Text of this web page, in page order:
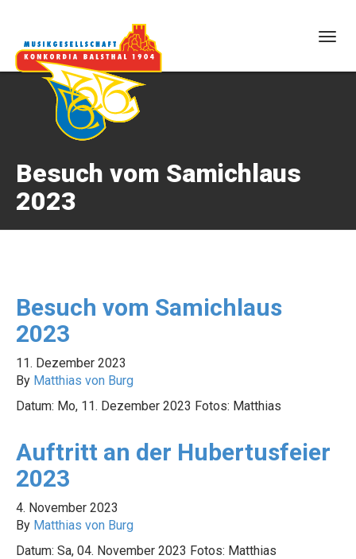
Besuch vom Samichlaus
2023
Besuch vom Samichlaus
2023
11. Dezember 2023
By Matthias von Burg
Datum: Mo, 11. Dezember 2023 Fotos: Matthias
Auftritt an der Hubertusfeier
2023
4. November 2023
By Matthias von Burg
Datum: Sa, 04. November 2023 Fotos: Matthias